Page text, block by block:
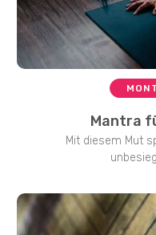
Mantra
Mit diesem Mut